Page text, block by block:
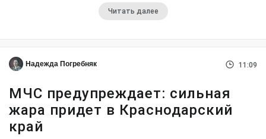
Читать далее
Надежда Погребняк 11:09
МЧС предупреждает: сильная
жара придет в Краснодарский
край